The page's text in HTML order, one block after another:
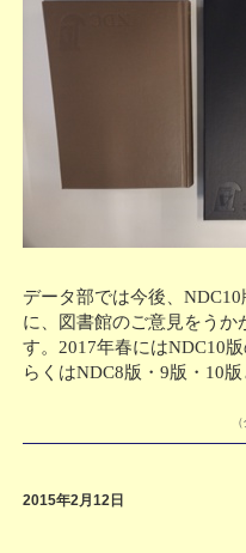
データ部では今後、
に、図書館のご意見をう
す。2017年春にはNDC10
らくはNDC8版・9版・10
2015年2月12日